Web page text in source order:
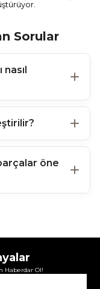
Sorular
nasıl
öne
Haberdar Ol!